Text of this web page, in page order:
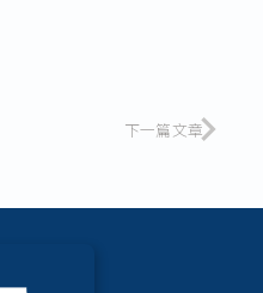
下一篇文章